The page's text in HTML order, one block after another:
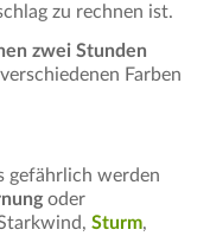
zu rechnen ist.
zwei Stunden
Farben
gefährlich werden
oder
Sturm,